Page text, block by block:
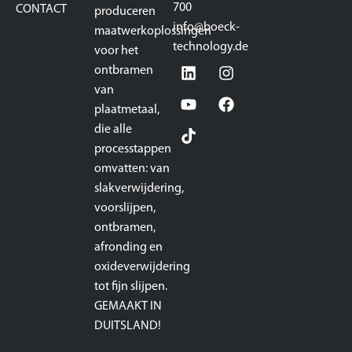
CONTACT
produceren
maatwerkoplossingen
voor het
ontbramen
van
plaatmetaal,
die alle
processtappen
omvatten: van
slakverwijdering,
voorslijpen,
ontbramen,
afronding en
oxideverwijdering
tot fijn slijpen.
GEMAAKT IN
DUITSLAND!
700
info@boeck-
technology.de